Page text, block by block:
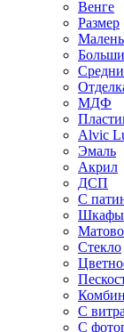
Венге
Размер
МДФ
Alvic
Эмаль
Акрил
ДСП
С
Шкафы-
Стекло
С
С